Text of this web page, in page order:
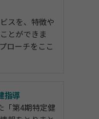
スを、特徴や
とができま
ローチをここ
指導
「第4期特定健